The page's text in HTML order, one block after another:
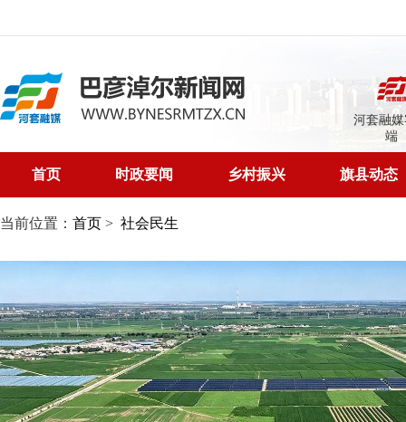
河套融
端
首页 时政要闻 乡村振兴 旗县动态
当前位置： 首页 > 社会民生